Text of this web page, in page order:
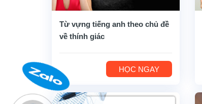
Từ vựng tiếng anh theo chủ đề
về thính giác
HỌC NGAY